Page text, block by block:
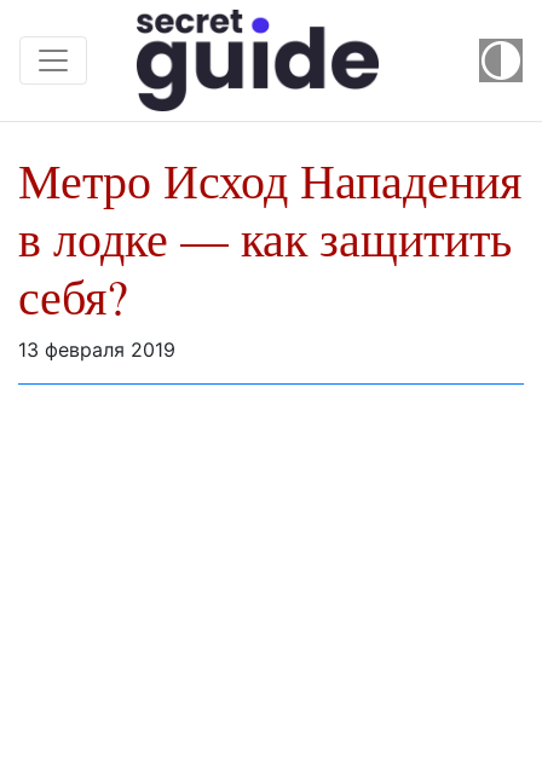
Метро Исход Нападения
в лодке — как защитить
себя?
13 февраля 2019